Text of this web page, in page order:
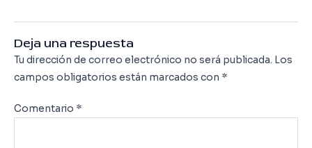
Deja una respuesta
Tu dirección de correo electrónico no será publicada. Los
campos obligatorios están marcados con *
Comentario *